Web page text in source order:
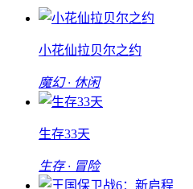
小花仙拉贝尔之约
魔幻 · 休闲
生存33天
生存 · 冒险